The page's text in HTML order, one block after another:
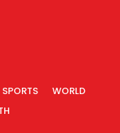
SPORTS
WORLD